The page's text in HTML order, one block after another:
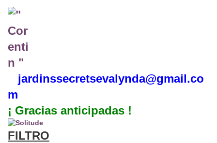
jardinssecretsevalynda@gmail.co
m
¡ Gracias anticipadas !
FILTRO